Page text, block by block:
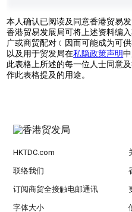
本人确认已阅读及同意香港贸易
香港贸易发展局可将上述资料编
广或商贸配对﹝因而可能成为可
以及用于贸发局在私隐政策声明
此表格上所述的每一位人士同意
作此表格提及的用途。
HKTDC.com
联络我们
订阅商贸全接触电邮通讯
字体大小